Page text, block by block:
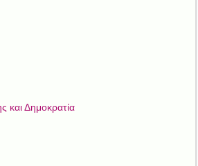
και Δημοκρατία